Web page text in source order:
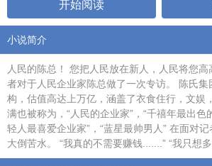
开始阅读
小说简介
人民的陈总！ 您把人民放在新人，人民将您
者对于人民企业家陈总做了一次专访。 陈氏
构，估值高达上万亿，涵盖了衣食住行，文娱
满也被称为，“人民的企业家”，“千禧年最出色
轻人最喜爱企业家”，“蓝星最帅男人” 在面对
大倒苦水。 “我真的不需要赚钱.......” “我只想